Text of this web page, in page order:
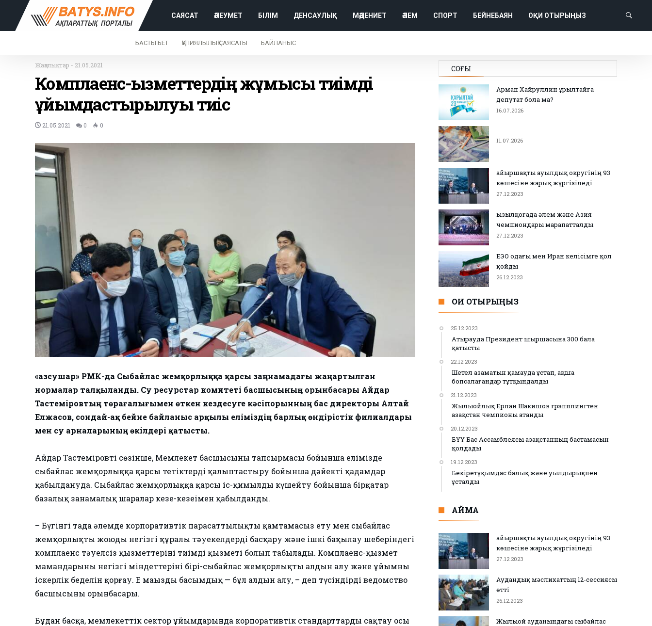
САЯСАТ ӘЛЕУМЕТ БІЛІМ ДЕНСАУЛЫҚ МӘДЕНИЕТ ӘЛЕМ СПОРТ БЕЙНЕБАЯН ОҚИ ОТЫРЫҢЫЗ
БАСТЫ БЕТ ҚҰПИЯЛЫЛЫҚ САЯСАТЫ БАЙЛАНЫС
Жаңалықтар - 21.05.2021
Комплаенс-қызметтердің жұмысы тиімді
ұйымдастырылуы тиіс
21.05.2021 0 0
«Қазсушар» РМК-да Сыбайлас жемқорлыққа қарсы заңнамадағы жаңартылған
нормалар талқыланды. Су ресурстар комитеті басшысының орынбасары Айдар
Тастеміровтың төрағалығымен өткен кездесуге кәсіпорынның бас директоры Алтай
Елжасов, сондай-ақ бейне байланыс арқылы еліміздің барлық өндірістік филиалдары
мен су арналарының өкілдері қатысты.
Айдар Тастеміровтің сөзінше, Мемлекет басшысының тапсырмасы бойынша елімізде
сыбайлас жемқорлыққа қарсы тетіктерді қалыптастыру бойынша дәйекті қадамдар
қабылдануда. Сыбайлас жемқорлыққа қарсы іс-қимылды күшейту бойынша бірқатар
базалық заңнамалық шаралар кезең-кезеңімен қабылданды.
– Бүгінгі таңда әлемде корпоративтік парасаттылықты қамтамасыз ету мен сыбайлас
жемқорлықты жоюдың негізгі құралы тәуекелдерді басқару және ішкі бақылау шеңберіндегі
комплаенс тәуелсіз қызметтерінің тиімді қызметі болып табылады. Комплаенс-қызмет
мамандарының негізгі міндеттерінің бірі-сыбайлас жемқорлықтың алдын алу және ұйымның
іскерлік беделін қорғау. Ең маңызды басымдық — бұл алдын алу, – деп түсіндірді ведомство
басшысының орынбасары.
Бұдан басқа, мемлекеттік сектор ұйымдарында корпоративтік стандарттарды сақтау осы
СОҢҒЫ
Арман Хайруллин Құрылтайға
депутат бола ма?
16.07.2026
11.07.2026
Қайыршақты ауылдық округінің 93
көшесіне жарық жүргізіледі
27.12.2023
Қызылқоғада әлем және Азия
чемпиондары марапатталды
27.12.2023
ЕЭО одағы мен Иран келісімге қол
қойды
26.12.2023
ОҚИ ОТЫРЫҢЫЗ
25.12.2023
Атырауда Президент шыршасына 300 бала
қатысты
22.12.2023
Шетел азаматын қамауда ұстап, ақша
бопсалағандар тұтқындалды
21.12.2023
Жылыойлық Ерлан Шакишов грэпплингтен
Қазақстан чемпионы атанды
20.12.2023
БҰҰ Бас Ассамблеясы Қазақстанның бастамасын
қолдады
19.12.2023
Бекіретұқымдас балық және уылдырықпен
ұсталды
АЙМАҚ
Қайыршақты ауылдық округінің 93
көшесіне жарық жүргізіледі
27.12.2023
Аудандық мәслихаттың 12-сессиясы
өтті
26.12.2023
Жылыой ауданындағы сыбайлас